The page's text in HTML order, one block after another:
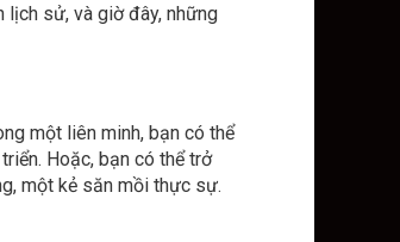
lịch sử, và giờ đây, những
một liên minh, bạn có thể
Hoặc, bạn có thể trở
một kẻ săn mồi thực sự.